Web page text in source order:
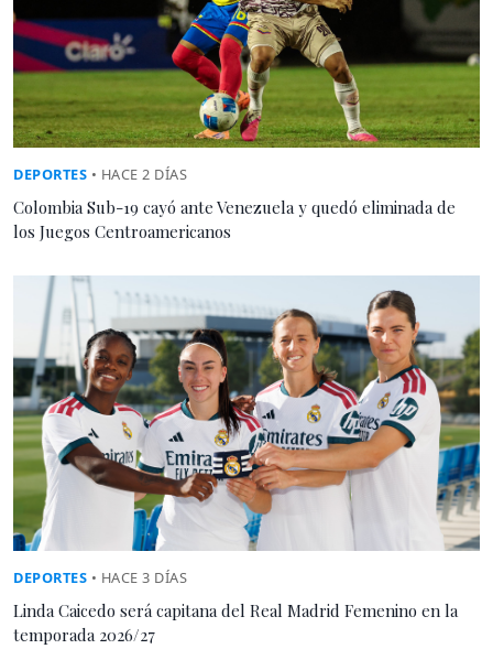
DEPORTES • HACE 2 DÍAS
Colombia Sub-19 cayó ante Venezuela y quedó eliminada de
los Juegos Centroamericanos
DEPORTES • HACE 3 DÍAS
Linda Caicedo será capitana del Real Madrid Femenino en la
temporada 2026/27